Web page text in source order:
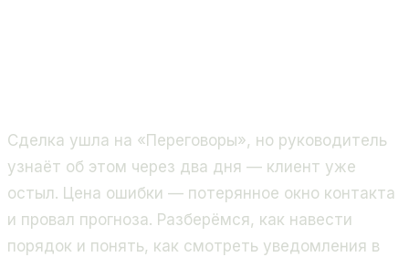
Сделка ушла на «Переговоры», но руководитель
узнаёт об этом через два дня — клиент уже
остыл. Цена ошибки — потерянное окно контакта
и провал прогноза. Разберёмся, как навести
порядок и понять, как смотреть уведомления в